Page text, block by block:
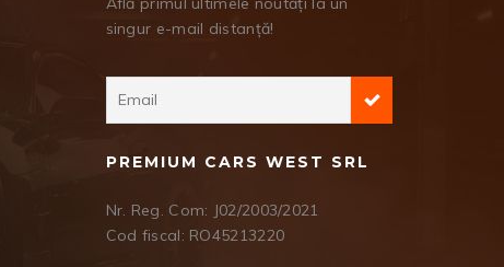
singur e-mail distanță!
PREMIUM CARS WEST SRL
Nr. Reg. Com: J02/2003/2021
Cod fiscal: RO45213220